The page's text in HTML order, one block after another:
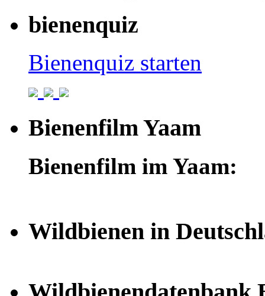
bienenquiz
Bienenquiz starten
Bienenfilm Yaam
Bienenfilm im Yaam:
Wildbienen in